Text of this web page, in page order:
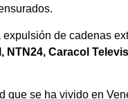
expulsión de cadenas
NTN24, Caracol
que se ha vivido en